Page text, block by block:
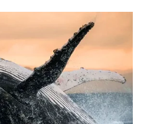
preciosos para cuidar
o seu corpo por inteiro.